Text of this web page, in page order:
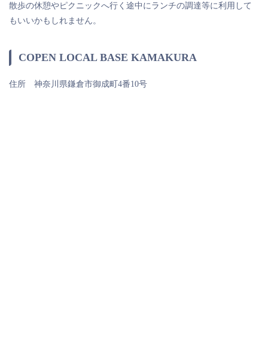
散歩の休憩やピクニックへ行く途中にランチの調達等に利用して
もいいかもしれません。
COPEN LOCAL BASE KAMAKURA
住所 神奈川県鎌倉市御成町4番10号